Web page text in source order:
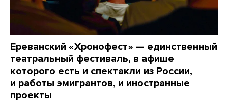
Ереванский «Хронофест» — единственный
театральный фестиваль, в афише
которого есть и спектакли из России,
и работы эмигрантов, и иностранные
проекты